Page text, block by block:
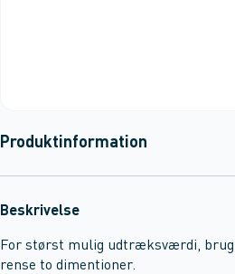
Produktinformation
Beskrivelse
For størst mulig udtræksværdi,
rense to dimentioner.